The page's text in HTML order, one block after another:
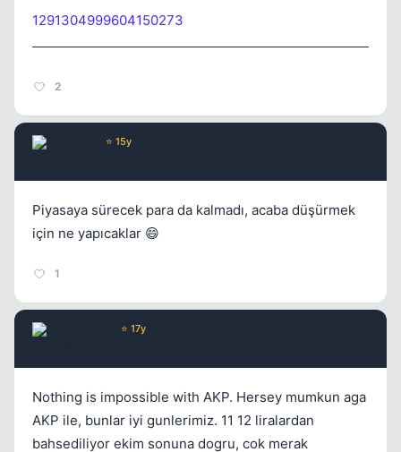
1291304999604150273
2
⭐ 15y
Piyasaya sürecek para da kalmadı, acaba düşürmek
için ne yapıcaklar 😄
1
⭐ 17y
Nothing is impossible with AKP. Hersey mumkun aga
AKP ile, bunlar iyi gunlerimiz. 11 12 liralardan
bahsediliyor ekim sonuna dogru, cok merak